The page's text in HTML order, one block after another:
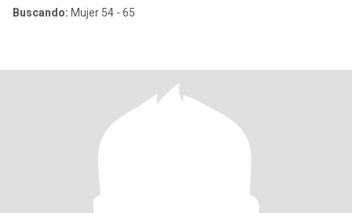
Buscando: Mujer 54 - 65